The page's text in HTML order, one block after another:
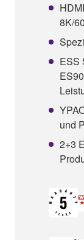
8K/
ESS
und
2+3